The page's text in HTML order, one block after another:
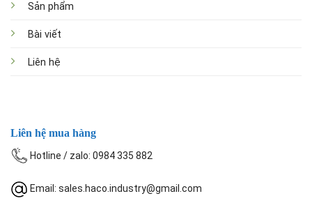
Sản phẩm
Bài viết
Liên hệ
Liên hệ mua hàng
Hotline / zalo: 0984 335 882
Email: sales.haco.industry@gmail.com